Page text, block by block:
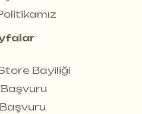
Bayiliği